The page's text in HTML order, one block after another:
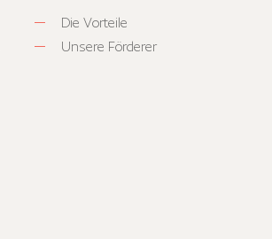
Die Vorteile
Unsere Förderer